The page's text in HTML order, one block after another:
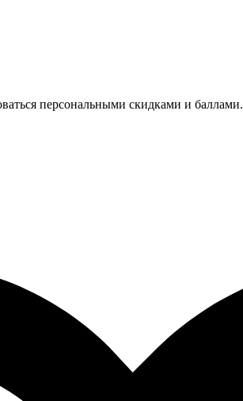
персональными скидками и баллами.